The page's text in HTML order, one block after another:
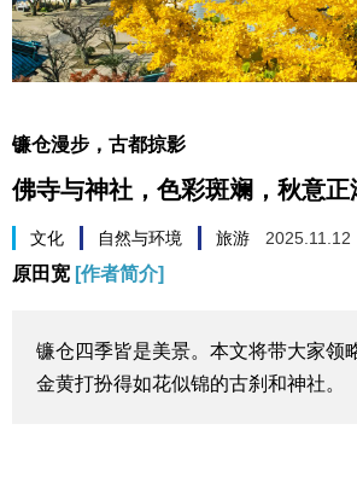
社会
生活与旅游
视觉日本
镰仓漫步，古都掠影
佛寺与神社，色彩斑斓，秋意正
文化 自然与环境 旅游 2025.11.12
原田宽 [作者简介]
镰仓四季皆是美景。本文将带大家领
金黄打扮得如花似锦的古刹和神社。